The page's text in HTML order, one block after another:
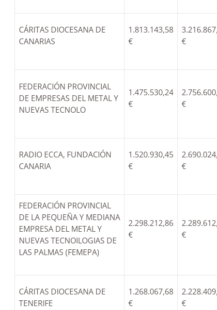
CÁRITAS DIOCESANA DE
CANARIAS
1.813.143,58
€
€
FEDERACIÓN PROVINCIAL
DE EMPRESAS DEL METAL Y
NUEVAS TECNOLO
1.475.530,24
€
€
RADIO ECCA, FUNDACIÓN
CANARIA
1.520.930,45
€
€
FEDERACIÓN PROVINCIAL
DE LA PEQUEÑA Y MEDIANA
EMPRESA DEL METAL Y
NUEVAS TECNOILOGIAS DE
LAS PALMAS (FEMEPA)
2.298.212,86
€
€
CÁRITAS DIOCESANA DE
TENERIFE
1.268.067,68
€
€